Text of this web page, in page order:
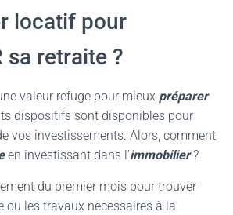
locatif pour
sa retraite ?
valeur refuge pour mieux préparer
dispositifs sont disponibles pour
vos investissements. Alors, comment
en investissant dans l’immobilier?
du premier mois pour trouver
ou les travaux nécessaires à la